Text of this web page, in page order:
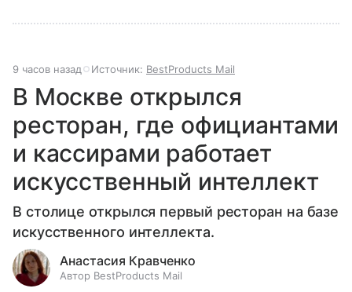
9 часов назад Источник: BestProducts Mail
В Москве открылся
ресторан, где официантами
и кассирами работает
искусственный интеллект
В столице открылся первый ресторан на базе
искусственного интеллекта.
Анастасия Кравченко
Автор BestProducts Mail